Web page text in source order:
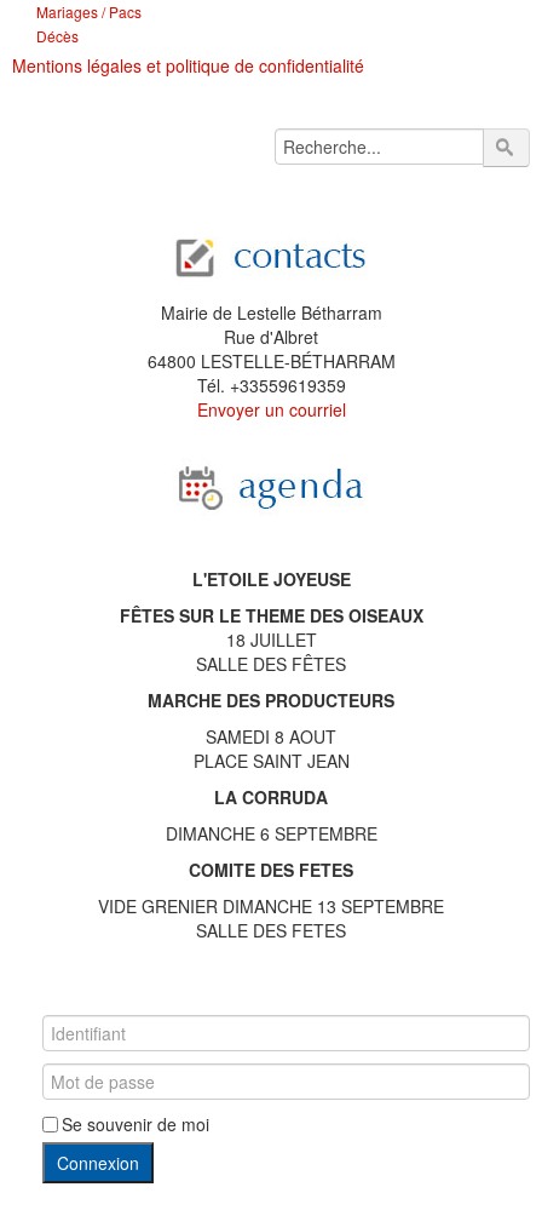
Mariages / Pacs
Décès
Mentions légales et politique de confidentialité
Mairie de Lestelle Bétharram
Rue d'Albret
64800 LESTELLE-BÉTHARRAM
Tél. +33559619359
Envoyer un courriel
L'ETOILE JOYEUSE
FÊTES SUR LE THEME DES OISEAUX
18 JUILLET
SALLE DES FÊTES
MARCHE DES PRODUCTEURS
SAMEDI 8 AOUT
PLACE SAINT JEAN
LA CORRUDA
DIMANCHE 6 SEPTEMBRE
COMITE DES FETES
VIDE GRENIER DIMANCHE 13 SEPTEMBRE
SALLE DES FETES
Se souvenir de moi
Connexion